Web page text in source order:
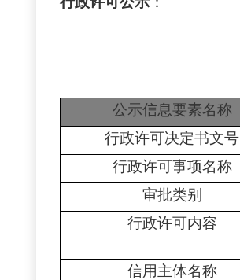
公示信息要素名称
行政许可决定书文号
行政许可事项名称
审批类别
行政许可内容
信用主体名称